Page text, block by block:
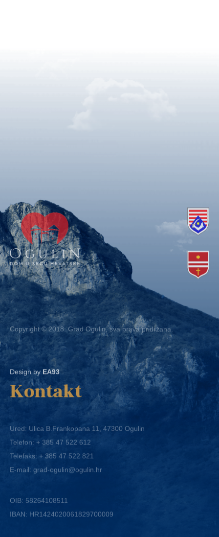
Copyright © 2018. Grad Ogulin, sva prava pridržana.
Design by EA93
Kontakt
Ured: Ulica B.Frankopana 11, 47300 Ogulin
Telefon: + 385 47 522 612
Telefaks:
+ 385 47 522 821
E-mail:
grad-ogulin@ogulin.hr
IBAN: HR1424020061829700009